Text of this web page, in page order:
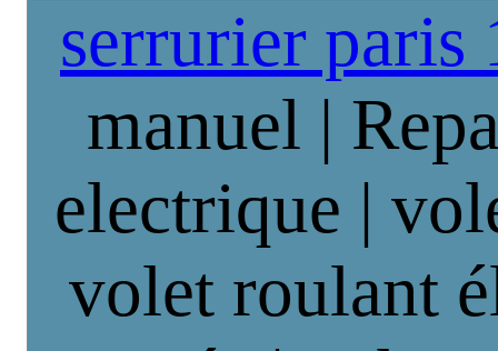
serrurier paris
manuel |
electrique |
volet roulant